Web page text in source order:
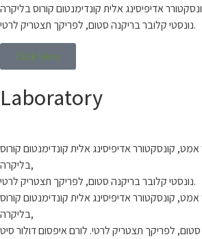
נונסטי קלובר בריקנה סטום, לפריקך תצטריק לרטי.
Click Here
Laboratory
אמט, קונסקטורר אדיפיסינג אלית קונדימנטום קורוס
בליקרה,
נונסטי קלובר בריקנה סטום, לפריקך תצטריק לרטי.
אמט, קונסקטורר אדיפיסינג אלית קונדימנטום קורוס
בליקרה,
לפריקך תצטריק לרטי. לורם איפסום דולור סיט